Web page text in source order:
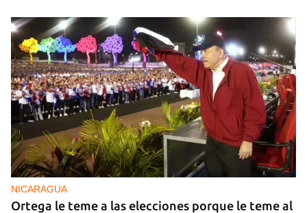
NICARAGUA
Ortega le teme a las elecciones porque le teme al